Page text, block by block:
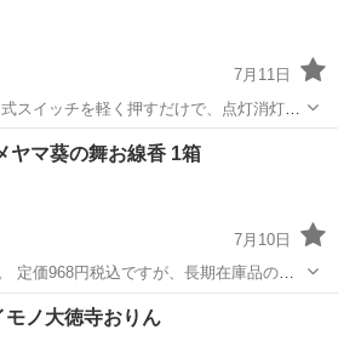
7月11日
で、連続17時間点灯が可能です。 単４
祭 線香
ヤマ葵の舞お線香 1箱
7月10日
ています。 旭川市内配達可能です。 包
線香
ノ大徳寺おりん